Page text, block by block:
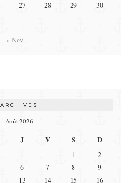
27 28 29
30
« Nov
ARCHIVES
Août 2026
J V S D
1
2
6 7 8
9
13 14 15 16